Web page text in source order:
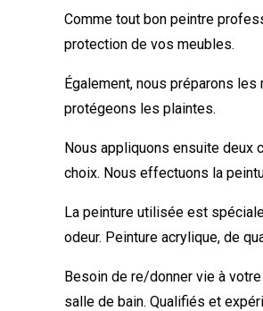
Comme tout bon peintre
protection de vos meubles.
Également, nous préparons
protégeons les plaintes.
Nous appliquons ensuite deux
choix. Nous effectuons la
La peinture utilisée est
odeur. Peinture acrylique, de
Besoin de re/donner vie à
salle de bain. Qualifiés et